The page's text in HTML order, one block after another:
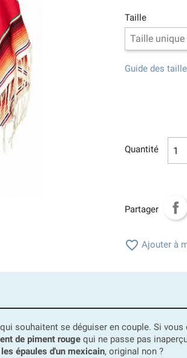
Taille
Guide des
Quantité
Partager
 Ajouter à
souhaitent se déguiser en couple. Si
de piment rouge qui ne passe pas
épaules d'un mexicain, original non ?